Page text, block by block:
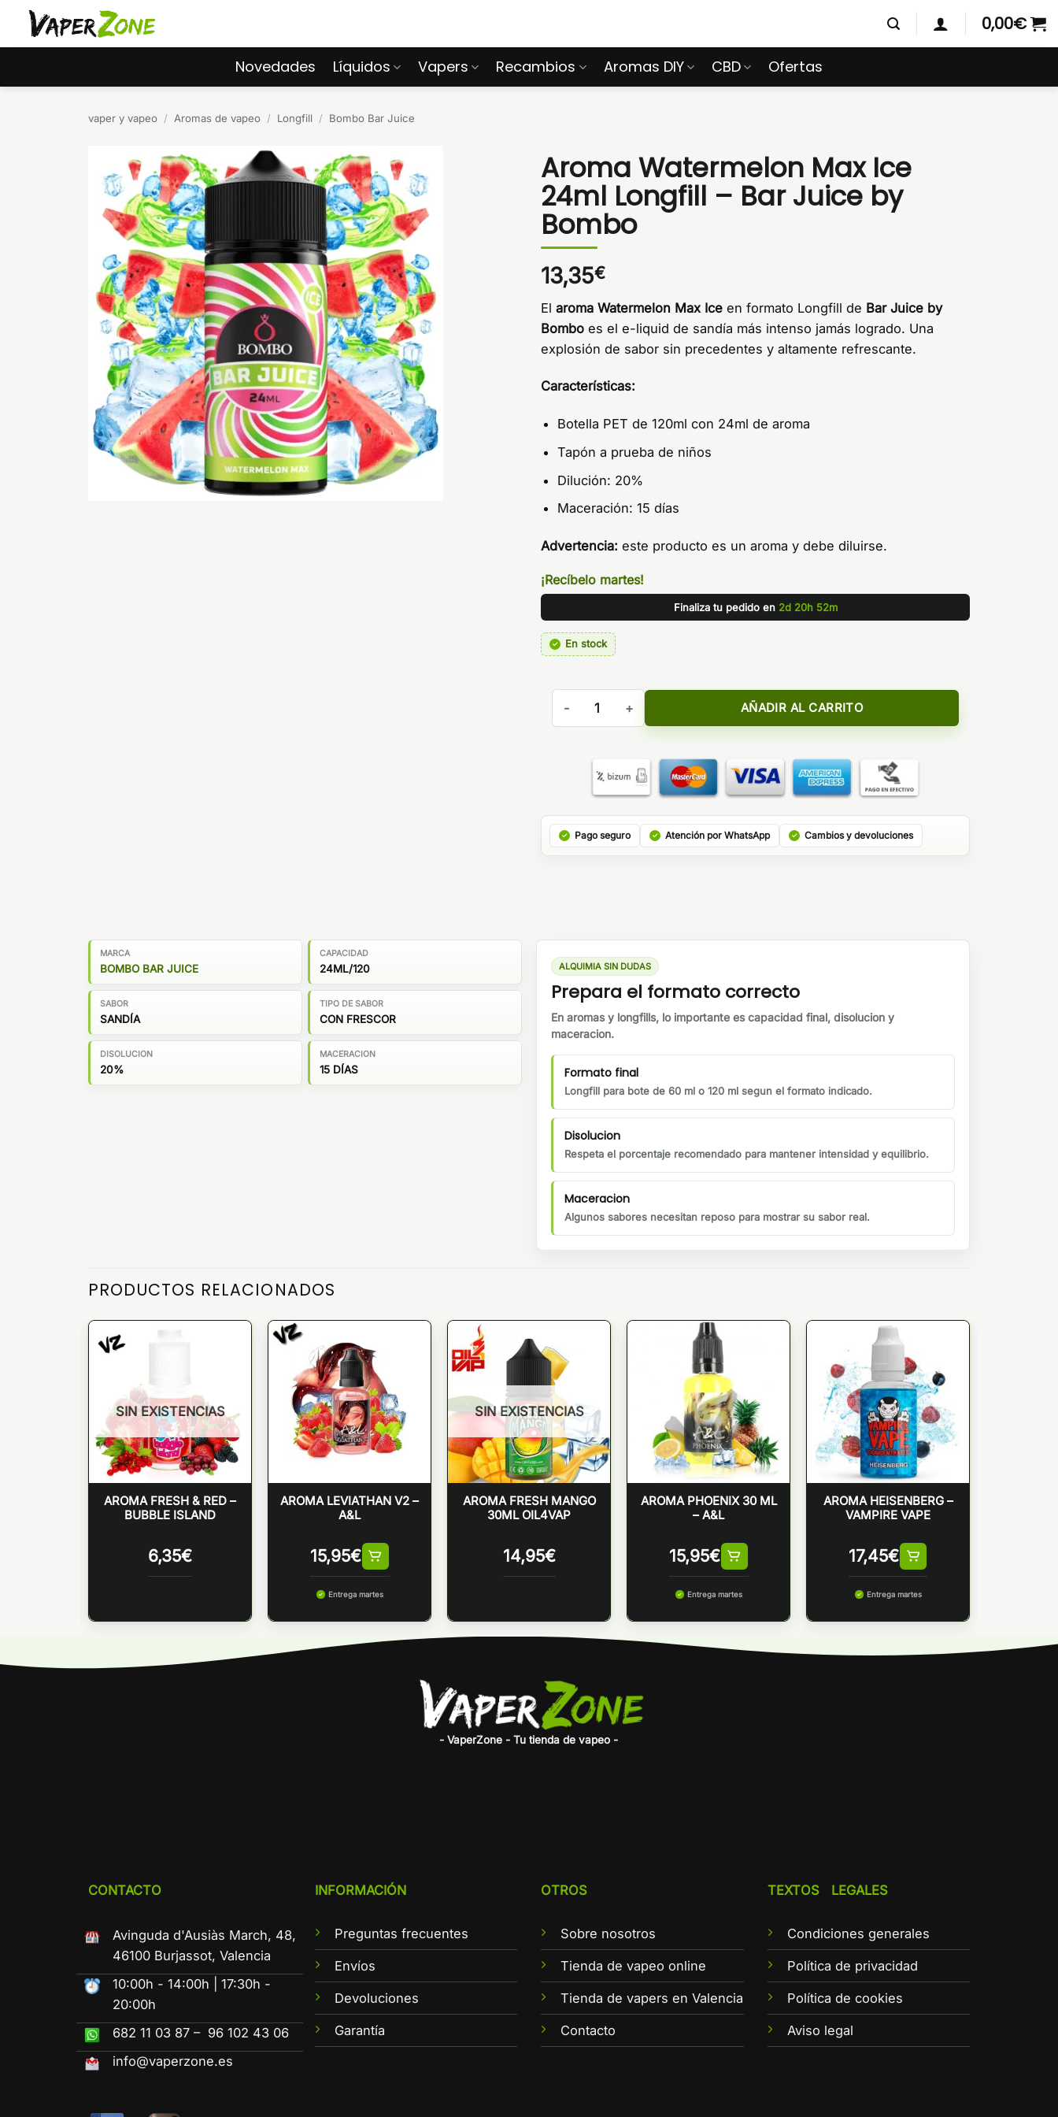
Saltar
contenido
0,00€
Novedades Líquidos Vapers Recambios Aromas DIY CBD Ofertas
vaper y vapeo / Aromas de vapeo / Longfill / Bombo Bar Juice
Aroma Watermelon Max Ice
24ml Longfill – Bar Juice by
Bombo
13,35€
El aroma Watermelon Max Ice en formato Longfill de Bar Juice by
Bombo es el e-liquid de sandía más intenso jamás logrado. Una
explosión de sabor sin precedentes y altamente refrescante.
Características:
Botella PET de 120ml con 24ml de aroma
Tapón a prueba de niños
Dilución: 20%
Maceración: 15 días
Advertencia: este producto es un aroma y debe diluirse.
¡Recíbelo martes!
Finaliza tu pedido en 2d 20h 52m
En stock
Aroma Watermelon Max Ice 24ml Longfill - Bar Juice by Bombo cantidad
AÑADIR AL CARRITO
Pago seguro Atención por WhatsApp Cambios y devoluciones
MARCA
BOMBO BAR JUICE
CAPACIDAD
24ML/120
SABOR
SANDÍA
TIPO DE SABOR
CON FRESCOR
DISOLUCION
20%
MACERACION
15 DÍAS
ALQUIMIA SIN DUDAS
Prepara el formato correcto
En aromas y longfills, lo importante es capacidad final, disolucion y
maceracion.
Formato final
Longfill para bote de 60 ml o 120 ml segun el formato indicado.
Disolucion
Respeta el porcentaje recomendado para mantener intensidad y equilibrio.
Maceracion
Algunos sabores necesitan reposo para mostrar su sabor real.
PRODUCTOS RELACIONADOS
SIN EXISTENCIAS
AROMA FRESH & RED –
BUBBLE ISLAND
6,35€
AROMA LEVIATHAN V2 –
A&L
15,95€
Entrega martes
SIN EXISTENCIAS
AROMA FRESH MANGO
30ML OIL4VAP
14,95€
AROMA PHOENIX 30 ML
– A&L
15,95€
Entrega martes
AROMA HEISENBERG –
VAMPIRE VAPE
17,45€
Entrega martes
- VaperZone - Tu tienda de vapeo -
CONTACTO
Avinguda d'Ausiàs March, 48,
46100 Burjassot, Valencia
10:00h - 14:00h | 17:30h -
20:00h
682 11 03 87 – 96 102 43 06
info@vaperzone.es
INFORMACIÓN
Preguntas frecuentes
Envíos
Devoluciones
Garantía
OTROS
Sobre nosotros
Tienda de vapeo online
Tienda de vapers en Valencia
Contacto
TEXTOS LEGALES
Condiciones generales
Política de privacidad
Política de cookies
Aviso legal